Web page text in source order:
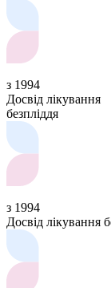
з 1994
Досвід лікування
безпліддя
з 1994
Досвід лікування